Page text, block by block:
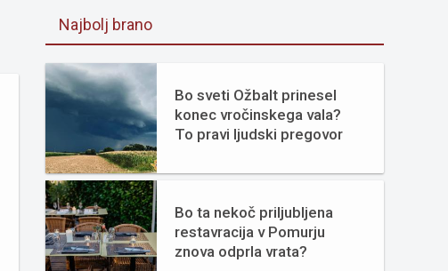
Najbolj brano
Bo sveti Ožbalt prinesel
konec vročinskega vala?
To pravi ljudski pregovor
Bo ta nekoč priljubljena
restavracija v Pomurju
znova odprla vrata?